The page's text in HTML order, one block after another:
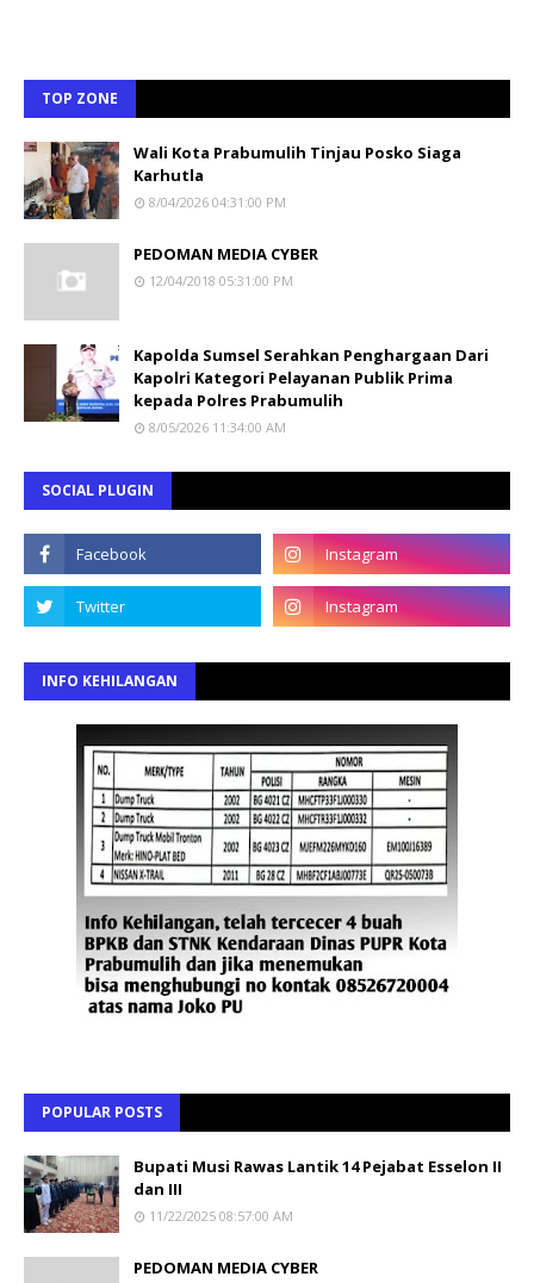
TOP ZONE
Wali Kota Prabumulih Tinjau Posko Siaga
Karhutla
8/04/2026 04:31:00 PM
PEDOMAN MEDIA CYBER
12/04/2018 05:31:00 PM
Kapolda Sumsel Serahkan Penghargaan Dari
Kapolri Kategori Pelayanan Publik Prima
kepada Polres Prabumulih
8/05/2026 11:34:00 AM
SOCIAL PLUGIN
INFO KEHILANGAN
POPULAR POSTS
Bupati Musi Rawas Lantik 14 Pejabat Esselon II
dan III
11/22/2025 08:57:00 AM
PEDOMAN MEDIA CYBER